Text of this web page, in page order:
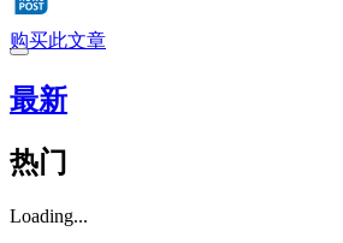
购买此文章
最新
热门
Loading...